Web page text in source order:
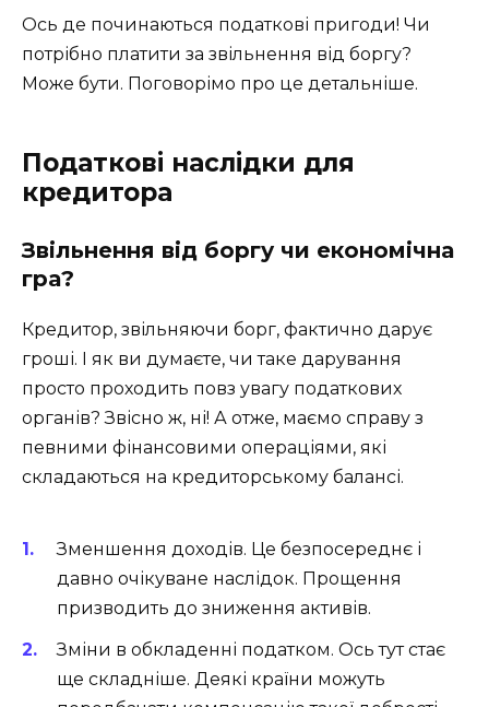
Ось де починаються податкові пригоди! Чи
потрібно платити за звільнення від боргу?
Може бути. Поговорімо про це детальніше.
Податкові наслідки для
кредитора
Звільнення від боргу чи економічна
гра?
Кредитор, звільняючи борг, фактично дарує
гроші. І як ви думаєте, чи таке дарування
просто проходить повз увагу податкових
органів? Звісно ж, ні! А отже, маємо справу з
певними фінансовими операціями, які
складаються на кредиторському балансі.
Зменшення доходів. Це безпосереднє і
давно очікуване наслідок. Прощення
призводить до зниження активів.
Зміни в обкладенні податком. Ось тут стає
ще складніше. Деякі країни можуть